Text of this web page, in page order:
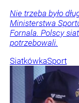
Nie trzeba było
Ministerstwa
Fornala. Polscy
potrzebowali.
SiatkówkaSport